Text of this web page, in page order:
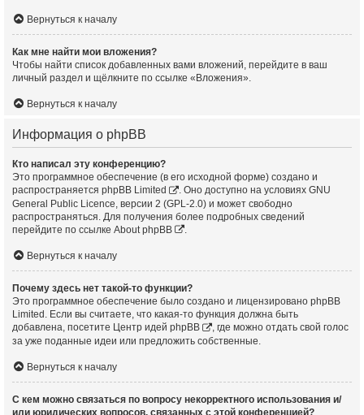
Вернуться к началу
Как мне найти мои вложения?
Чтобы найти список добавленных вами вложений, перейдите в ваш
личный раздел и щёлкните по ссылке «Вложения».
Вернуться к началу
Информация о phpBB
Кто написал эту конференцию?
Это программное обеспечение (в его исходной форме) создано и
распространяется phpBB Limited
. Оно доступно на условиях GNU
General Public Licence, версии 2 (GPL-2.0) и может свободно
распространяться. Для получения более подробных сведений
перейдите по ссылке About phpBB
Вернуться к началу
Почему здесь нет такой-то функции?
Это программное обеспечение было создано и лицензировано phpBB
Limited. Если вы считаете, что какая-то функция должна быть
добавлена, посетите Центр идей phpBB
, где можно отдать свой голос
за уже поданные идеи или предложить собственные.
Вернуться к началу
С кем можно связаться по вопросу некорректного использования и/